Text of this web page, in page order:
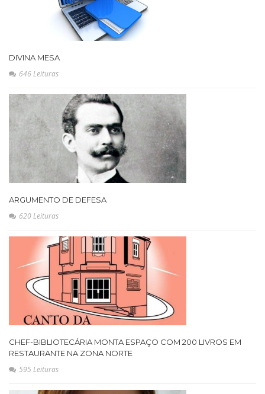
DIVINA MESA
646 Leituras
ARGUMENTO DE DEFESA
620 Leituras
CHEF-BIBLIOTECÁRIA MONTA ESPAÇO COM 200 LIVROS EM
RESTAURANTE NA ZONA NORTE
595 Leituras